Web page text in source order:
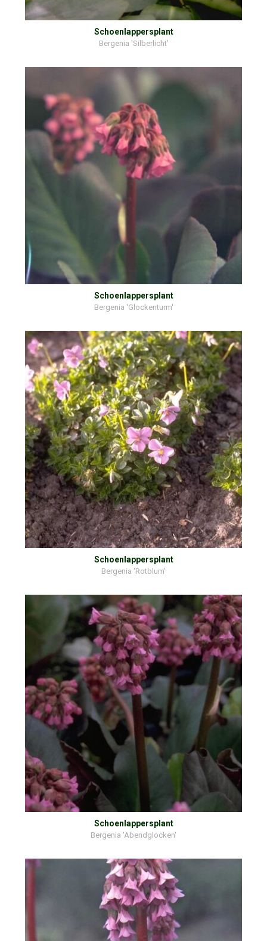
Schoenlappersplant
Bergenia 'Silberlicht'
Schoenlappersplant
Bergenia 'Glockenturm'
Schoenlappersplant
Bergenia 'Rotblum'
Schoenlappersplant
Bergenia 'Abendglocken'